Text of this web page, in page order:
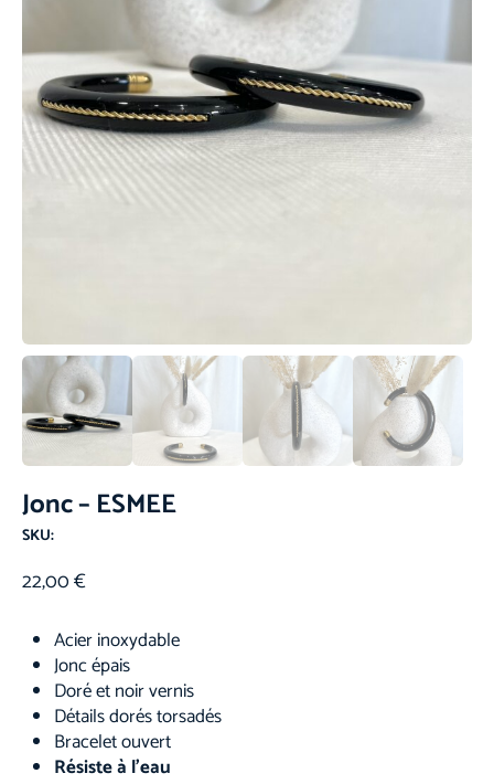
Jonc – ESMEE
SKU:
22,00€
Acier inoxydable
Jonc épais
Doré et noir vernis
Détails dorés torsadés
Bracelet ouvert
Résiste à l’eau